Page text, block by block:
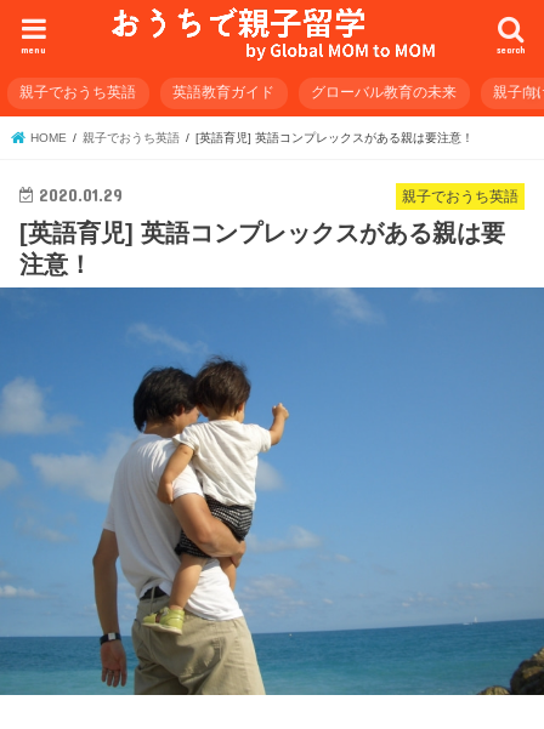
search
menu
親子でおうち英語 英語教育ガイド グローバル教育の未来 親子向
HOME 親子でおうち英語 [英語育児] 英語コンプレックスがある親は要注意！
親子でおうち英語
2020.01.29
[英語育児] 英語コンプレックスがある親は要
注意！